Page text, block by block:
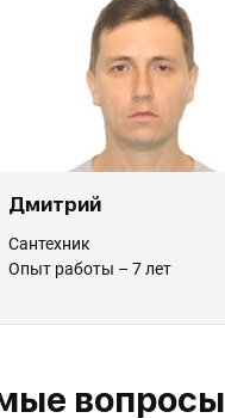
Дмитрий
Сантехник
Опыт работы – 7 лет
вопросы